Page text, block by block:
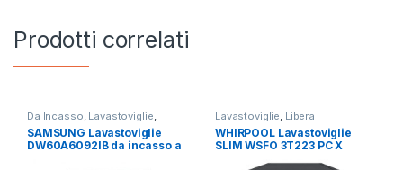
Prodotti correlati
Da Incasso Lavastoviglie
SAMSUNG Lavastoviglie
DW60A6092IB da incasso a
Lavastoviglie Libera
Installazione , Whirlpool
WHIRPOOL Lavastoviglie
SLIM WSFO 3T223 PC X